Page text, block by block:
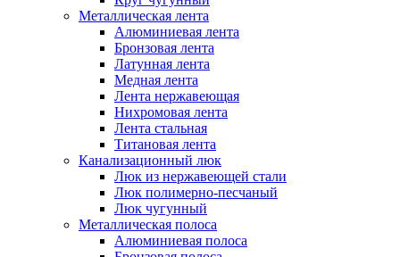
Металлическая лента
Алюминиевая лента
Бронзовая лента
Латунная лента
Медная лента
Лента нержавеющая
Нихромовая лента
Лента стальная
Титановая лента
Канализационный люк
Люк из нержавеющей стали
Люк полимерно-песчаный
Люк чугунный
Металлическая полоса
Алюминиевая полоса